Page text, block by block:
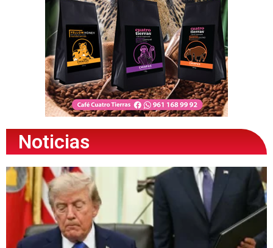
Noticias